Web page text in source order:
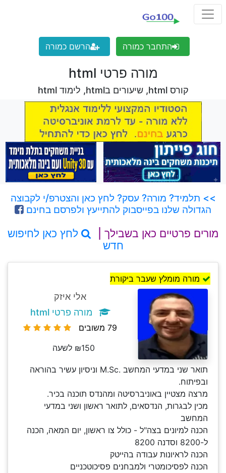
התחבר כמורה הרשם כמורה
מורה פרטי html
קורס html, שיעורים בhtml, לימוד html
>> תלמיד? מורה? עסק? לחץ כאן והצטרפ/י לקבוצה
הגדולה שלנו בפייסבוק להתייעץ ולפרסם בחינם
מורים פרטיים כאן בשבילך |
לחץ כאן לחיפוש
חדש
מורה מומלץ שעבר ביקורת
אלי איזק
מורה פרטי html
79 משובים
₪150 לשעה
תואר שני במדעי המחשב .M.Sc וניסיון עשיר בהוראה
ובפיתוח.
מרצה מצטיין באוניברסיטה ומהנדס תוכנה בכיר.
מכין לבגרות, הנדסאים, לתואר ראשון ושני במדעי
המחשב
הכנה למיונים בצה"ל - כולל צו ראשון, יום המאה, הכנה
ל-8200 וסדנה 8200
הכנה לראיונות עבודה בהייטק
הכנה לפסיכומטרי ולמבחנים פסיכוטכניים